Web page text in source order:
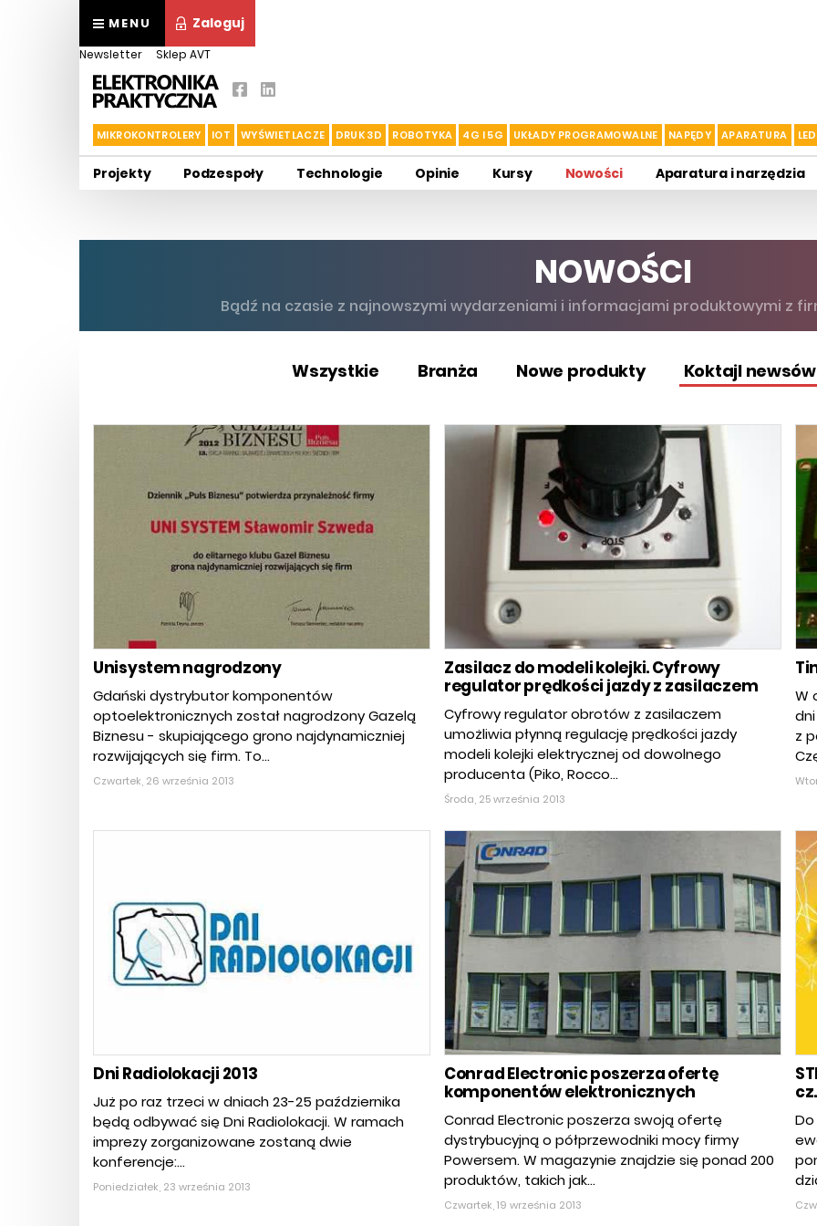
MENU Zaloguj
Newsletter Sklep AVT
MIKROKONTROLERY IOT WYŚWIETLACZE DRUK 3D ROBOTYKA 4G I 5G UKŁADY PROGRAMOWALNE NAPĘDY APARATURA LED
Projekty Podzespoły Technologie Opinie Kursy Nowości Aparatura i narzędzia
NOWOŚCI
Bądź na czasie z najnowszymi wydarzeniami i informacjami produktowymi z
Wszystkie Branża Nowe produkty Koktajl newsów
Unisystem nagrodzony
Gdański dystrybutor komponentów
optoelektronicznych został nagrodzony Gazelą
Biznesu - skupiającego grono najdynamiczniej
rozwijających się firm. To...
Czwartek, 26 września 2013
Zasilacz do modeli kolejki. Cyfrowy
regulator prędkości jazdy z zasilaczem
Cyfrowy regulator obrotów z zasilaczem
umożliwia płynną regulację prędkości jazdy
modeli kolejki elektrycznej od dowolnego
producenta (Piko, Rocco...
Środa, 25 września 2013
W
z
Dni Radiolokacji 2013
Już po raz trzeci w dniach 23-25 października
będą odbywać się Dni Radiolokacji. W ramach
imprezy zorganizowane zostaną dwie
konferencje:...
Poniedziałek, 23 września 2013
Conrad Electronic poszerza ofertę
komponentów elektronicznych
Conrad Electronic poszerza swoją ofertę
dystrybucyjną o półprzewodniki mocy firmy
Powersem. W magazynie znajdzie się ponad 200
produktów, takich jak...
Czwartek, 19 września 2013